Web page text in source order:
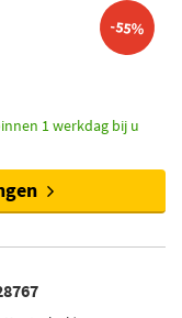
-55%
1 werkdag bij u